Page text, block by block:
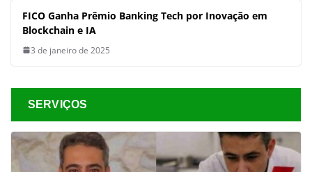
FICO Ganha Prêmio Banking Tech por Inovação em
Blockchain e IA
3 de janeiro de 2025
SERVIÇOS